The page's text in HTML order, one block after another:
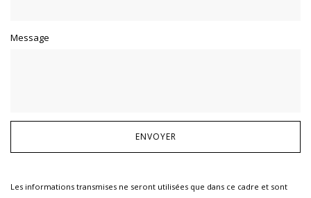
Message
Les informations transmises ne seront utilisées que dans ce cadre et sont